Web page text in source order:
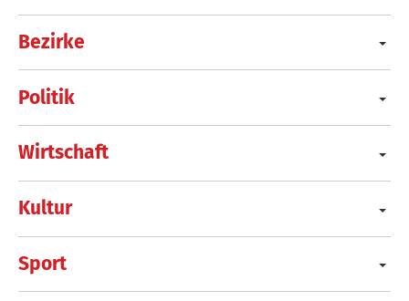
Bezirke
Politik
Wirtschaft
Kultur
Sport